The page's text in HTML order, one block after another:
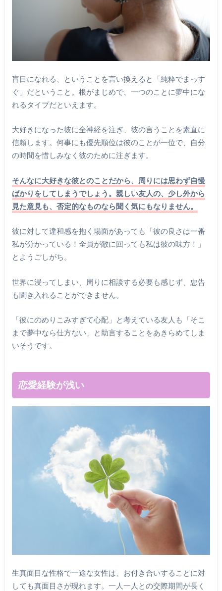
盲目になれる、ということを言い換えると「純粋でまっす
ぐ」だということ。根がまじめで、一つのことに夢中にな
れるタイプだといえます。
大好きになった彼に全神経を注ぎ、彼の言うことを素直に
信頼します。何事にも優先順位は彼のことが一位で、自分
の時間を惜しみなく彼のために注ぎます。
そんなに大好きな彼とのことだから、周りには思わず自慢
ばかりをしてしまうでしょう。親しい友人の、少し外から
見た意見も、否定的なものなら聞く気にもなりません。
彼に対して違和感を抱く場面があっても「彼の良さは一番
私が分かっている！全員が敵に回っても私は彼の味方！」
とようごしがち。
世界に浸ってしまい、周りに相談する必要も感じず、忠告
も聞き入れることができません。
「彼にのめりこみすぎて心配」と考えている友人も「そこ
まで夢中なら仕方ない」と助言することをあきらめてしま
いそうです。
恋愛経験が浅い
生真面目な性格で一途な女性は、お付き合いすることに対
しても真面目さが現れます。一人一人との交際期間が長く